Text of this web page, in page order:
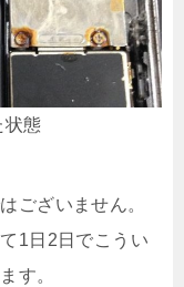
状態
ございません。
1日2日でこうい
す。